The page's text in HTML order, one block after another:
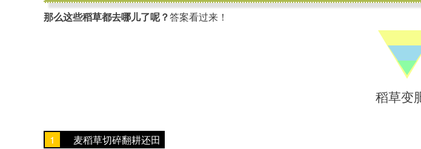
那么这些稻草都去哪儿了呢？答案看过来！
稻草变
1 麦稻草切碎翻耕还田